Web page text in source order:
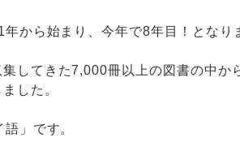
年から始まり、今年で8年目！となり
してきた7,000冊以上の図書の中か
した。
」です。